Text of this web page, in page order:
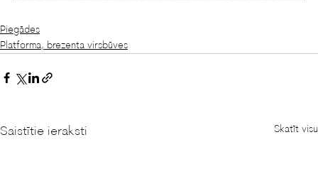
Piegādes
Platforma, brezenta virsbūves
Saistītie ieraksti Skatīt visu